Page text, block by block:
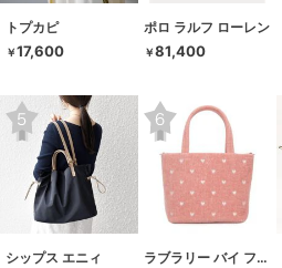
トプカピ
￥17,600
ポロ ラルフ ローレン
￥81,400
シップス エニィ ラブラリー バイ フェイラー